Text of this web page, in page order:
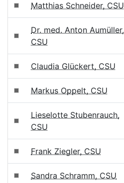
Matthias Schneider, CSU
Dr. med. Anton Aumüller,
CSU
Claudia Glückert, CSU
Markus Oppelt, CSU
Lieselotte Stubenrauch,
CSU
Frank Ziegler, CSU
Sandra Schramm, CSU